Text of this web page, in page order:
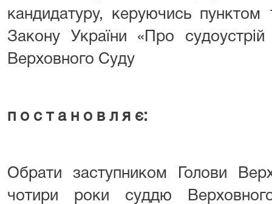
кандидатуру, керуючись пунктом
Закону України «Про
Верховного Суду
п о с т а н о в л я є:
Обрати заступником Голови
чотири роки суддю